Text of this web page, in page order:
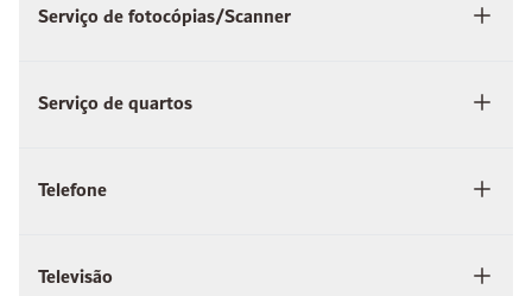
Serviço de fotocópias/Scanner
Serviço de quartos
Telefone
Televisão